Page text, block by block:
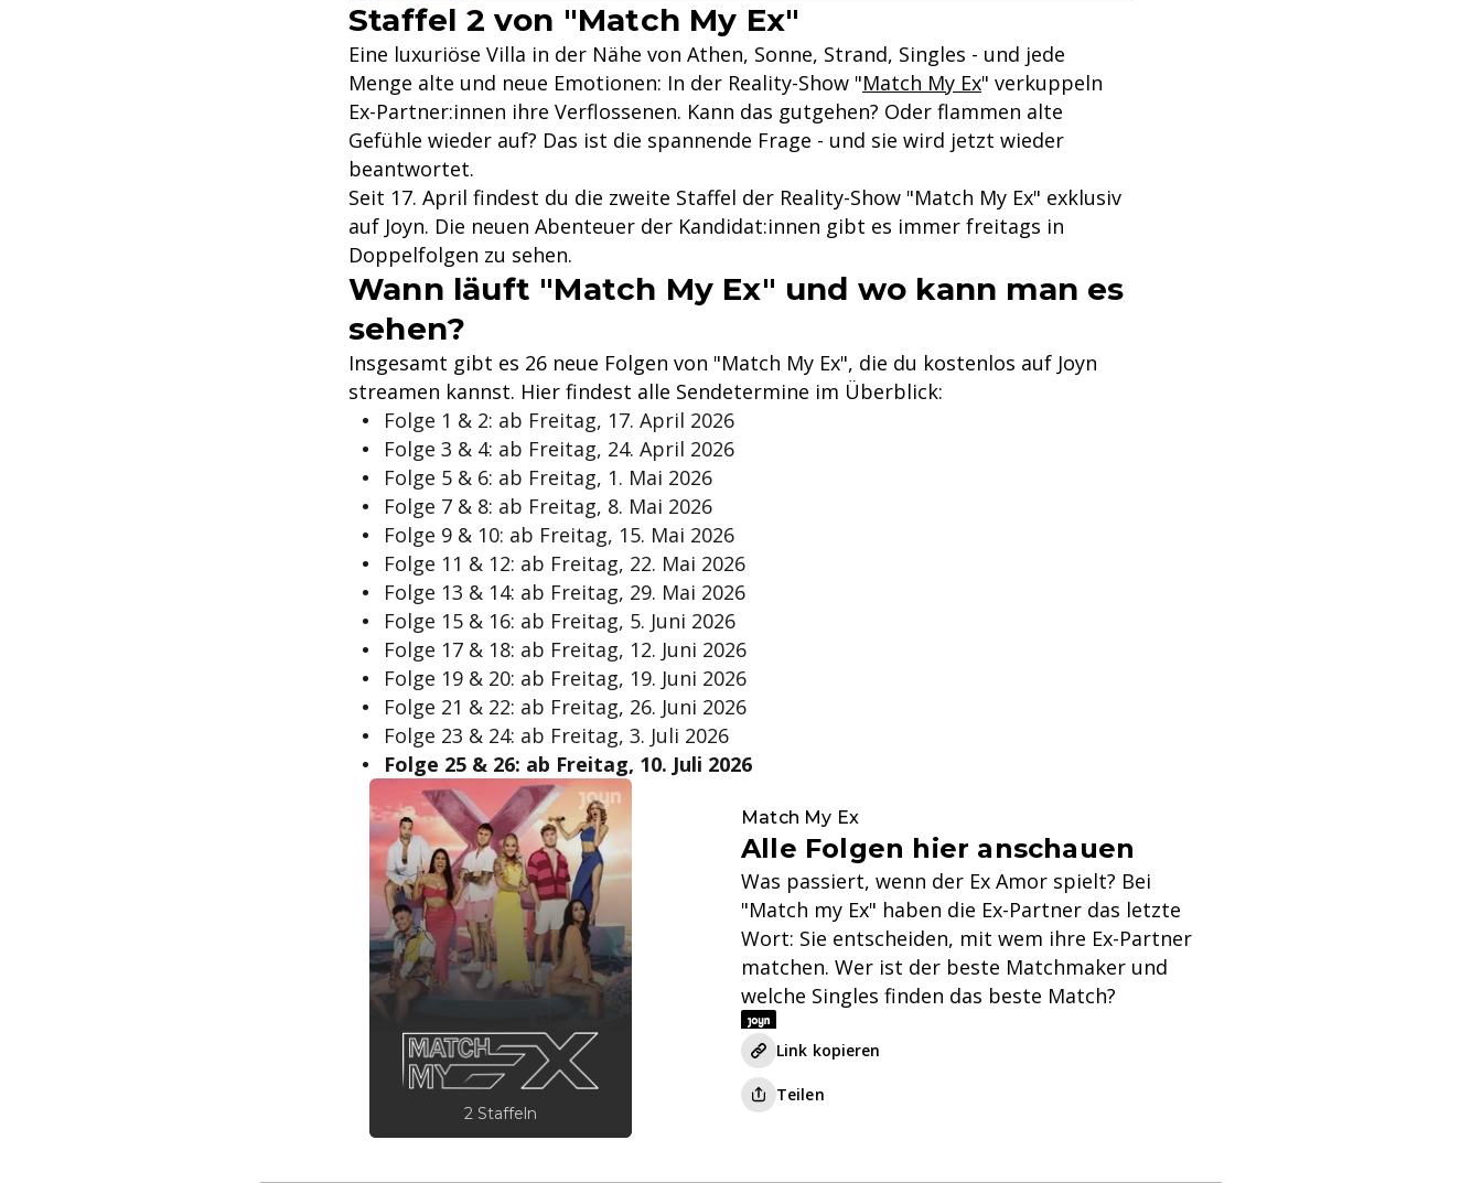
Staffel 2 von "Match My Ex"
Eine luxuriöse Villa in der Nähe von Athen, Sonne, Strand, Singles - und jede
Menge alte und neue Emotionen: In der Reality-Show "Match My Ex" verkuppeln
Ex-Partner:innen ihre Verflossenen. Kann das gutgehen? Oder flammen alte
Gefühle wieder auf? Das ist die spannende Frage - und sie wird jetzt wieder
beantwortet.
Seit 17. April findest du die zweite Staffel der Reality-Show "Match My Ex" exklusiv
auf Joyn. Die neuen Abenteuer der Kandidat:innen gibt es immer freitags in
Doppelfolgen zu sehen.
Wann läuft "Match My Ex" und wo kann man es
sehen?
Insgesamt gibt es 26 neue Folgen von "Match My Ex", die du kostenlos auf Joyn
streamen kannst. Hier findest alle Sendetermine im Überblick:
Folge 1 & 2: ab Freitag, 17. April 2026
Folge 3 & 4: ab Freitag, 24. April 2026
Folge 5 & 6: ab Freitag, 1. Mai 2026
Folge 7 & 8: ab Freitag, 8. Mai 2026
Folge 9 & 10: ab Freitag, 15. Mai 2026
Folge 11 & 12: ab Freitag, 22. Mai 2026
Folge 13 & 14: ab Freitag, 29. Mai 2026
Folge 15 & 16: ab Freitag, 5. Juni 2026
Folge 17 & 18: ab Freitag, 12. Juni 2026
Folge 19 & 20: ab Freitag, 19. Juni 2026
Folge 21 & 22: ab Freitag, 26. Juni 2026
Folge 23 & 24: ab Freitag, 3. Juli 2026
Folge 25 & 26: ab Freitag, 10. Juli 2026
2 Staffeln
Match My Ex
Alle Folgen hier anschauen
Was passiert, wenn der Ex Amor spielt? Bei
"Match my Ex" haben die Ex-Partner das letzte
Wort: Sie entscheiden, mit wem ihre Ex-Partner
matchen. Wer ist der beste Matchmaker und
welche Singles finden das beste Match?
Link kopieren
Teilen